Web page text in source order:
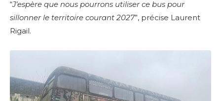
“J’espère que nous pourrons utiliser ce bus pour
sillonner le territoire courant 2027”, précise Laurent
Rigail.